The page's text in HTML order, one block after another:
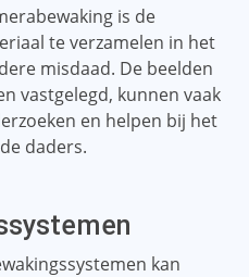
is de
te verzamelen in het
misdaad. De beelden
vastgelegd, kunnen vaak
en helpen bij het
daders.
kan